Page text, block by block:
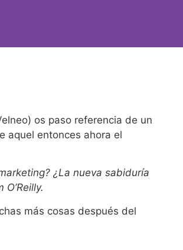
os paso referencia de un
aquel entonces ahora el
¿La nueva sabiduría
más cosas después del